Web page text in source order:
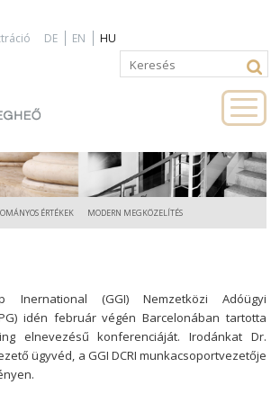
DE EN HU
Keresés
Keresés
ÉRTÉKEK MODERN MEGKÖZELÍTÉS
Inernational (GGI)Nemzetközi Adóügyi
idén február végén Barcelonában tartotta
elnevezésű konferenciáját. Irodánkat Dr.
ügyvéd, a GGI DCRI munkacsoportvezetője